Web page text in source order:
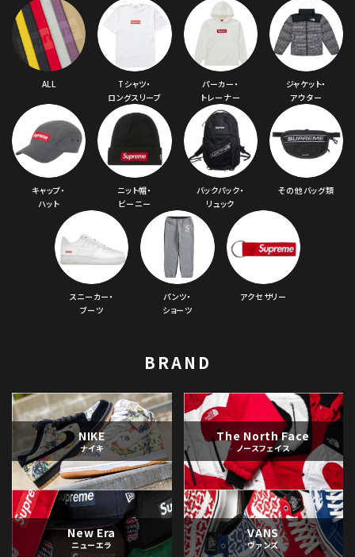
ALL
Tシャツ・
ロングスリーブ
パーカー・
トレーナー
ジャケット・
アウター
キャップ・
ハット
ニット帽・
ビーニー
バックパック・
リュック
その他バッグ類
スニーカー・
ブーツ
パンツ・
ショーツ
アクセサリー
BRAND
NIKE
ナイキ
The North Face
ノースフェイス
New Era
ニューエラ
VANS
ヴァンズ